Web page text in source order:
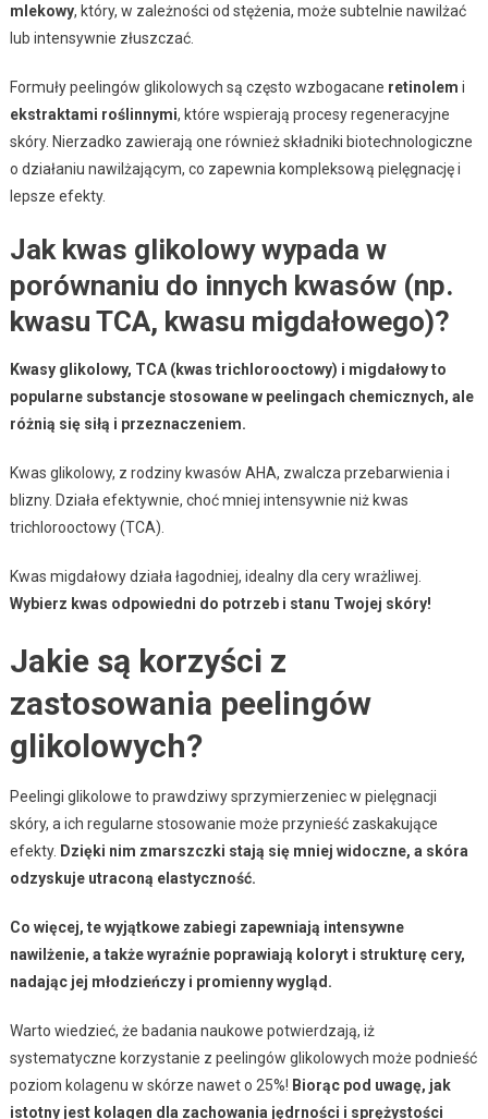
mlekowy, który, w zależności od stężenia, może subtelnie nawilżać
lub intensywnie złuszczać.
Formuły peelingów glikolowych są często wzbogacane retinolem i
ekstraktami roślinnymi, które wspierają procesy regeneracyjne
skóry. Nierzadko zawierają one również składniki biotechnologiczne
o działaniu nawilżającym, co zapewnia kompleksową pielęgnację i
lepsze efekty.
Jak kwas glikolowy wypada w
porównaniu do innych kwasów (np.
kwasu TCA, kwasu migdałowego)?
Kwasy glikolowy, TCA (kwas trichlorooctowy) i migdałowy to
popularne substancje stosowane w peelingach chemicznych, ale
różnią się siłą i przeznaczeniem.
Kwas glikolowy, z rodziny kwasów AHA, zwalcza przebarwienia i
blizny. Działa efektywnie, choć mniej intensywnie niż kwas
trichlorooctowy (TCA).
Kwas migdałowy działa łagodniej, idealny dla cery wrażliwej.
Wybierz kwas odpowiedni do potrzeb i stanu Twojej skóry!
Jakie są korzyści z
zastosowania peelingów
glikolowych?
Peelingi glikolowe to prawdziwy sprzymierzeniec w pielęgnacji
skóry, a ich regularne stosowanie może przynieść zaskakujące
efekty. Dzięki nim zmarszczki stają się mniej widoczne, a skóra
odzyskuje utraconą elastyczność.
Co więcej, te wyjątkowe zabiegi zapewniają intensywne
nawilżenie, a także wyraźnie poprawiają koloryt i strukturę cery,
nadając jej młodzieńczy i promienny wygląd.
Warto wiedzieć, że badania naukowe potwierdzają, iż
systematyczne korzystanie z peelingów glikolowych może podnieść
poziom kolagenu w skórze nawet o 25%! Biorąc pod uwagę, jak
istotny jest kolagen dla zachowania jędrności i sprężystości